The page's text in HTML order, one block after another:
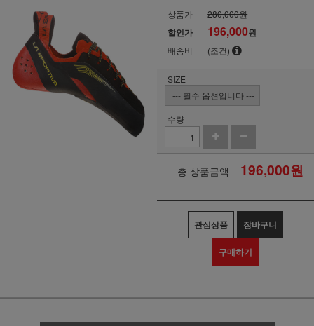
상품가 280,000원
할인가 196,000원
배송비 (조건)
SIZE
수량
총 상품금액 196,000원
관심상품 장바구니
구매하기